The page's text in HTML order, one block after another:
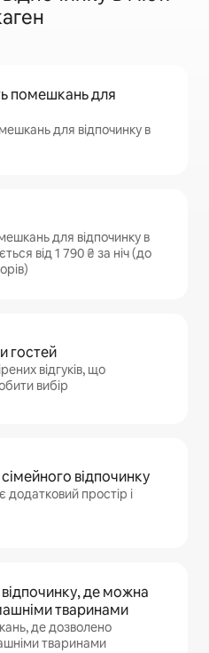
помешкань для
для відпочинку в
для відпочинку в
від 1 790 ₴ за ніч (до
гостей
відгуків, що
вибір
відпочинку
простір і
де можна
тваринами
де дозволено
тваринами